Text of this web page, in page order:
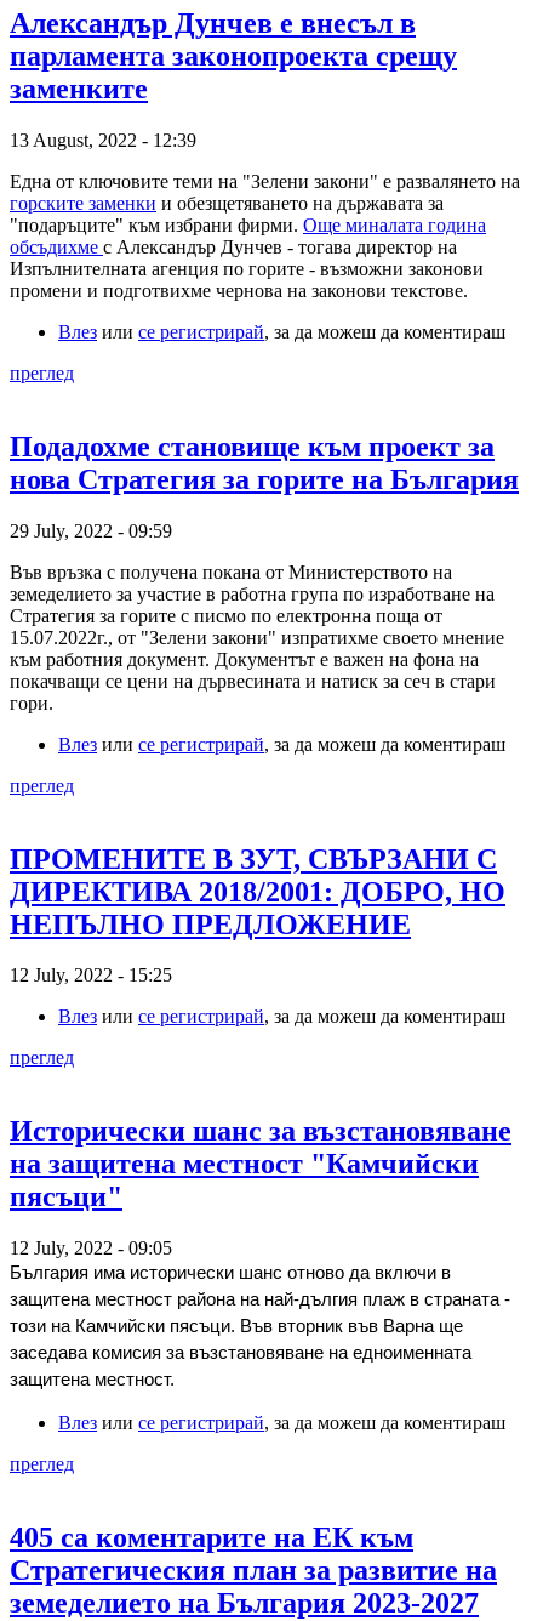
Александър Дунчев е внесъл в
парламента законопроекта срещу
заменките
13 August, 2022 - 12:39
Една от ключовите теми на "Зелени закони" е развалянето на
горските заменки и обезщетяването на държавата за
"подаръците" към избрани фирми. Още миналата година
обсъдихме с Александър Дунчев - тогава директор на
Изпълнителната агенция по горите - възможни законови
промени и подготвихме чернова на законови текстове.
Влез или се регистрирай, за да можеш да коментираш
преглед
Подадохме становище към проект за
нова Стратегия за горите на България
29 July, 2022 - 09:59
Във връзка с получена покана от Министерството на
земеделието за участие в работна група по изработване на
Стратегия за горите с писмо по електронна поща от
15.07.2022г., от "Зелени закони" изпратихме своето мнение
към работния документ. Документът е важен на фона на
покачващи се цени на дървесината и натиск за сеч в стари
гори.
Влез или се регистрирай, за да можеш да коментираш
преглед
ПРОМЕНИТЕ В ЗУТ, СВЪРЗАНИ С
ДИРЕКТИВА 2018/2001: ДОБРО, НО
НЕПЪЛНО ПРЕДЛОЖЕНИЕ
12 July, 2022 - 15:25
Влез или се регистрирай, за да можеш да коментираш
преглед
Исторически шанс за възстановяване
на защитена местност "Камчийски
пясъци"
12 July, 2022 - 09:05
България има исторически шанс отново да включи в
защитена местност района на най-дългия плаж в страната -
този на Камчийски пясъци. Във вторник във Варна ще
заседава комисия за възстановяване на едноименната
защитена местност.
Влез или се регистрирай, за да можеш да коментираш
преглед
405 са коментарите на ЕК към
Стратегическия план за развитие на
земеделието на България 2023-2027